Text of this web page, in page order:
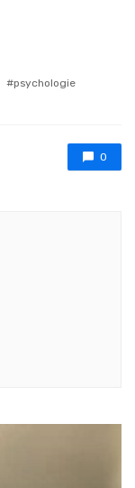
psychologie
0